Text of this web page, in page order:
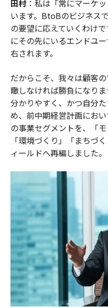
田村：私は「常にマーケ
います。BtoBのビジネス
の要望に応えていくわけ
にその先にいるエンドユ
右されます。
だからこそ、我々は顧客
瞰しなければ勝負になり
分かりやすく、かつ自分
め、前中期経営計画にお
の事業セグメントを、「
「環境づくり」「まちづ
ィールドへ再編しました。